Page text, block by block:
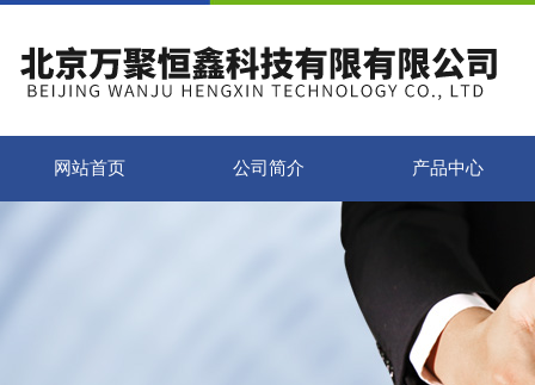
网站首页 公司简介 产品中心